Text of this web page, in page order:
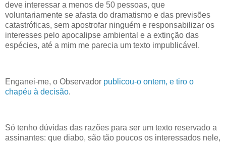
deve interessar a menos de 50 pessoas, que
voluntariamente se afasta do dramatismo e das previsões
catastróficas, sem apostrofar ninguém e responsabilizar os
interesses pelo apocalipse ambiental e a extinção das
espécies, até a mim me parecia um texto impublicável.
Enganei-me, o Observador publicou-o ontem, e tiro o
chapéu à decisão.
Só tenho dúvidas das razões para ser um texto reservado a
assinantes: que diabo, são tão poucos os interessados nele,